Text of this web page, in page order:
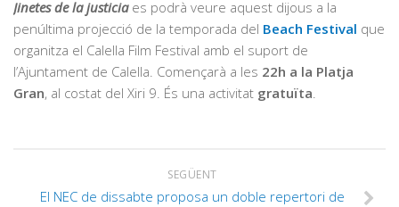
Jinetes de la justiciaes podrà veure aquest dijous a la
penúltima projecció de la temporada del Beach Festival que
organitza el Calella Film Festival amb el suport de
l’Ajuntament de Calella. Començarà a les 22h a la Platja
Gran, al costat del Xiri 9. És una activitat gratuïta
SEGÜENT
El NEC de dissabte proposa un doble repertori de